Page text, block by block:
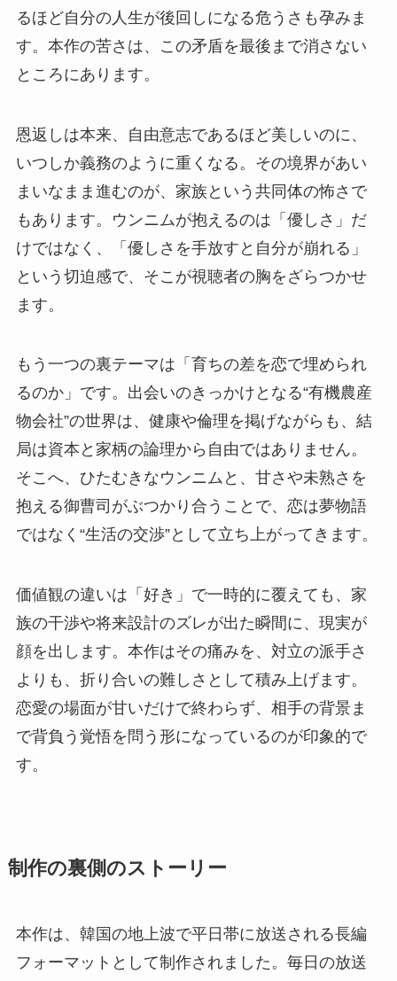
るほど自分の人生が後回しになる危うさも孕みま
す。本作の苦さは、この矛盾を最後まで消さない
ところにあります。
恩返しは本来、自由意志であるほど美しいのに、
いつしか義務のように重くなる。その境界があい
まいなまま進むのが、家族という共同体の怖さで
もあります。ウンニムが抱えるのは「優しさ」だ
けではなく、「優しさを手放すと自分が崩れる」
という切迫感で、そこが視聴者の胸をざらつかせ
ます。
もう一つの裏テーマは「育ちの差を恋で埋められ
るのか」です。出会いのきっかけとなる“有機農産
物会社”の世界は、健康や倫理を掲げながらも、結
局は資本と家柄の論理から自由ではありません。
そこへ、ひたむきなウンニムと、甘さや未熟さを
抱える御曹司がぶつかり合うことで、恋は夢物語
ではなく“生活の交渉”として立ち上がってきます。
価値観の違いは「好き」で一時的に覆えても、家
族の干渉や将来設計のズレが出た瞬間に、現実が
顔を出します。本作はその痛みを、対立の派手さ
よりも、折り合いの難しさとして積み上げます。
恋愛の場面が甘いだけで終わらず、相手の背景ま
で背負う覚悟を問う形になっているのが印象的で
す。
制作の裏側のストーリー
本作は、韓国の地上波で平日帯に放送される長編
フォーマットとして制作されました。毎日の放送